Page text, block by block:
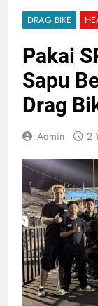
DRAG BIKE
Pakai
Sapu
Drag
Admin 2